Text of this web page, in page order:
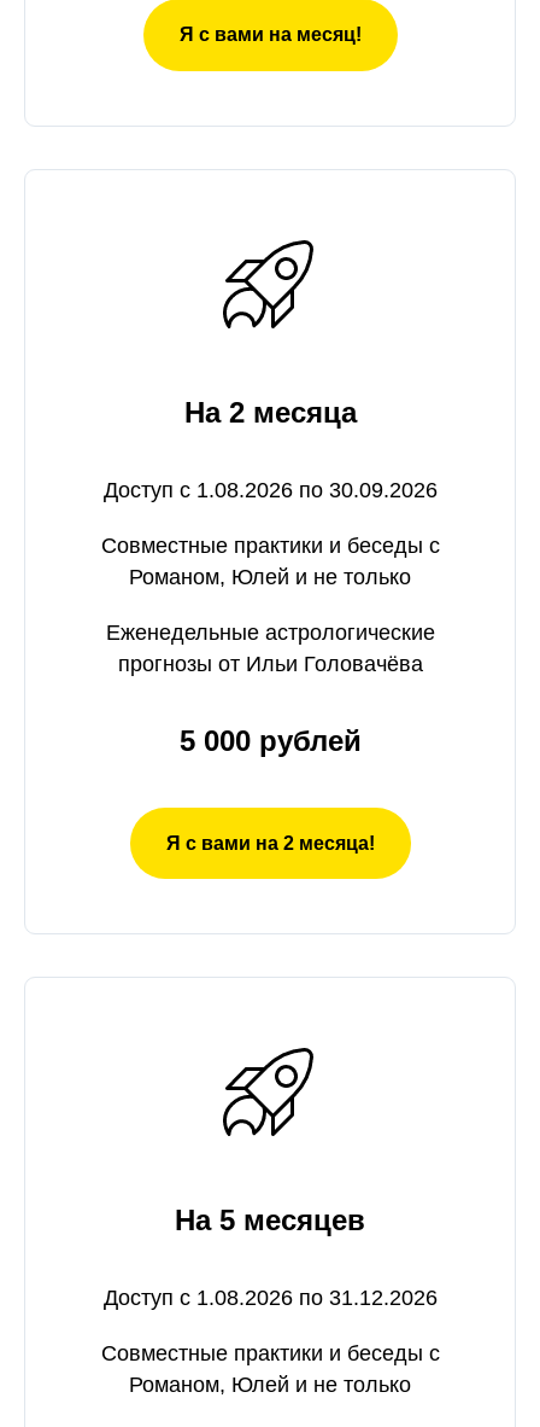
Я с вами на месяц!
На 2 месяца
Доступ с 1.08.2026 по 30.09.2026
Совместные практики и беседы с
Романом, Юлей и не только
Еженедельные астрологические
прогнозы от Ильи Головачёва
5 000 рублей
Я с вами на 2 месяца!
На 5 месяцев
Доступ с 1.08.2026 по 31.12.2026
Совместные практики и беседы с
Романом, Юлей и не только